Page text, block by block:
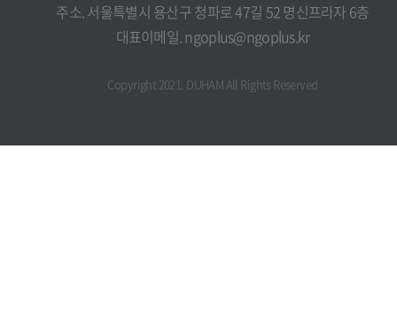
주소. 서울특별시 용산구 청파로 47길 52 명신프라자 6층
대표이메일. ngoplus@ngoplus.kr
Copyright 2021. DUHAM All Rights Reserved